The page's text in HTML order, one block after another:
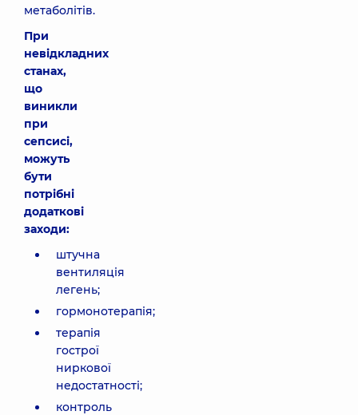
метаболітів.
При
невідкладних
станах,
що
виникли
при
сепсисі,
можуть
бути
потрібні
додаткові
заходи:
штучна
вентиляція
легень;
гормонотерапія;
терапія
гострої
ниркової
недостатності;
контроль